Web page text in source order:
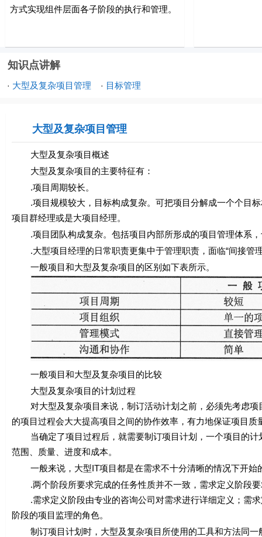
方式实现组件层面各子阶段的执行和管理。
知识点讲解
· 大型及复杂项目管理 · 目标管理
大型及复杂项目管理
大型及复杂项目概述
大型及复杂项目的主要特征有：
.项目周期较长。
.项目规模较大，目标构成复杂。可把项目分解成一个个目标
项目群经理或是大项目经理。
.项目团队构成复杂。包括项目内部所形成的项目管理体系，
.大型项目经理的日常职责更集中于管理职责，面临“间接管
一般项目和大型及复杂项目的区别如下表所示。
一般项目和大型及复杂项目的比较
大型及复杂项目的计划过程
对大型及复杂项目来说，制订活动计划之前，必须先考虑项
的项目过程会大大提高项目之间的协作效率，有力地保证项目质
当确定了项目过程后，就需要制订项目计划，一个项目的计
范围、质量、进度和成本。
一般来说，大型IT项目都是在需求不十分清晰的情况下开始
.两个阶段所要求完成的任务性质并不一致，需求定义阶段要
.需求定义阶段由专业的咨询公司对需求进行详细定义；需求
阶段的项目监理的角色。
制订项目计划时，大型及复杂项目所使用的工具和方法同一